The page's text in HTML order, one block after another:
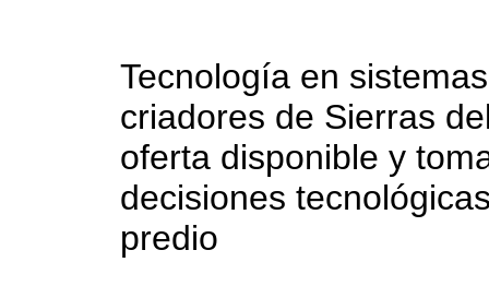
Tecnología en
criadores de Sierras
oferta disponible y
decisiones
predio